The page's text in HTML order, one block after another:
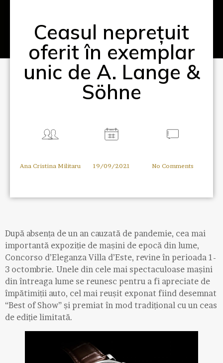
Ceasul neprețuit
oferit în exemplar
unic de A. Lange &
Söhne
Ana Cristina Militaru 19/09/2021 No Comments
După absența de un an cauzată de pandemie, cea mai
importantă expoziție de mașini de epocă din lume,
Concorso d’Eleganza Villa d’Este, revine în perioada 1-
3 octombrie. Unele din cele mai spectaculoase mașini
din întreaga lume se reunesc pentru a fi apreciate de
împătimiții auto, cel mai reușit exponat fiind desemnat
“Best of Show” și premiat în mod tradițional cu un ceas
de ediție limitată.